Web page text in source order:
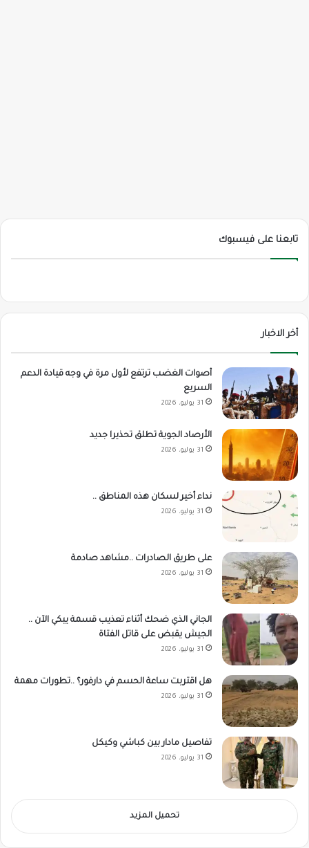
تابعنا على فيسبوك
أخر الاخبار
أصوات الغضب ترتفع لأول مرة في وجه قيادة الدعم
السريع
31 يوليو، 2026
الأرصاد الجوية تطلق تحذيرا جديد
31 يوليو، 2026
نداء أخير لسكان هذه المناطق ..
31 يوليو، 2026
على طريق الصادرات ..مشاهد صادمة
31 يوليو، 2026
الجاني الذي ضحك أثناء تعذيب قسمة يبكي الآن ..
الجيش يقبض على قاتل الفتاة
31 يوليو، 2026
هل اقتربت ساعة الحسم في دارفور؟ ..تطورات مهمة
31 يوليو، 2026
تفاصيل مادار بين كباشي وكيكل
31 يوليو، 2026
تحميل المزيد